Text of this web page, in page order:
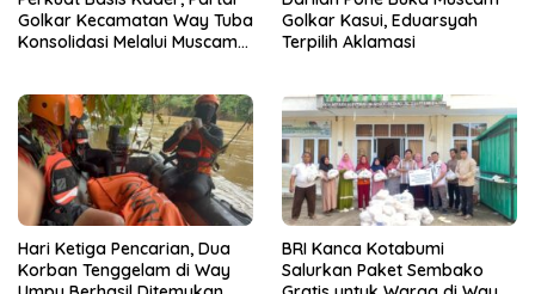
Golkar Kecamatan Way Tuba
Konsolidasi Melalui Muscam
Golkar Kasui, Eduarsyah
Terpilih Aklamasi
Hari Ketiga Pencarian, Dua
Korban Tenggelam di Way
BRI Kanca Kotabumi
Salurkan Paket Sembako